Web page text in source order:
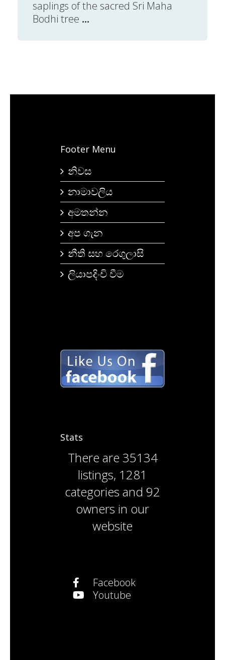
saplings of the sacred Sri Maha
Bodhi tree ...
Footer Menu
නිවස
නාමාවලිය
අමතන්න
අප ගැන
නීති සහ රෙගුලාසි
ලියාපදිංචි වීම
Stats
There are 35134
listings, 1281
categories and 92
owners in our
website
Facebook
Youtube